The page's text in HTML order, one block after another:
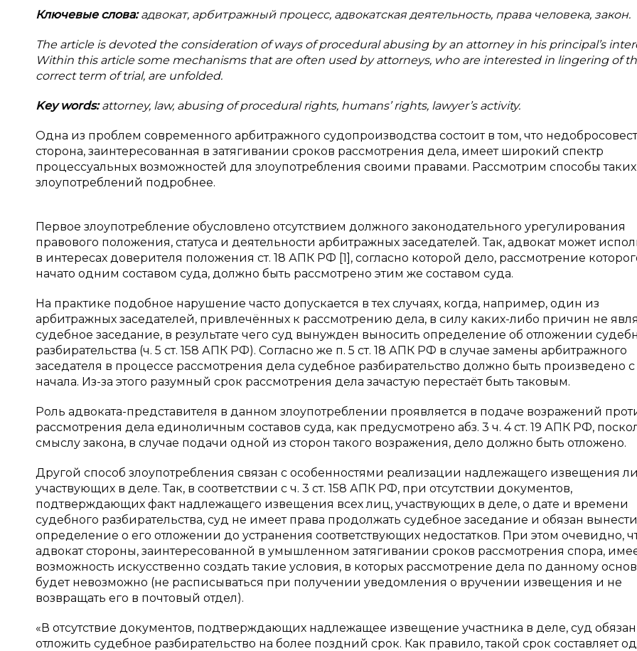
Ключевые слова:адвокат, арбитражный процесс, адвокатская деятельность, права человека, закон.
The article is devoted the consideration of ways of procedural abusing by an attorney in his principal’s
Within this article some mechanisms that are often used by attorneys, who are interested in lingering of
correct term of trial, are unfolded.
Key words:attorney, law, abusing of procedural rights, humans’ rights, lawyer’s activity.
Одна из проблем современного арбитражного судопроизводства состоит в том, что
сторона, заинтересованная в затягивании сроков рассмотрения дела, имеет широкий спектр
процессуальных возможностей для злоупотребления своими правами. Рассмотрим способы таких
злоупотреблений подробнее.
Первое злоупотребление обусловлено отсутствием должного законодательного урегулирования
правового положения, статуса и деятельности арбитражных заседателей. Так, адвокат может
в интересах доверителя положения ст. 18 АПК РФ [1], согласно которой дело, рассмотрение
начато одним составом суда, должно быть рассмотрено этим же составом суда.
На практике подобное нарушение часто допускается в тех случаях, когда, например, один из
арбитражных заседателей, привлечённых к рассмотрению дела, в силу каких-либо причин не
судебное заседание, в результате чего суд вынужден выносить определение об отложении
разбирательства (ч. 5 ст. 158 АПК РФ). Согласно же п. 5 ст. 18 АПК РФ в случае замены арбитражного
заседателя в процессе рассмотрения дела судебное разбирательство должно быть произведено с
начала. Из-за этого разумный срок рассмотрения дела зачастую перестаёт быть таковым.
Роль адвоката-представителя в данном злоупотреблении проявляется в подаче возражений
рассмотрения дела единоличным составов суда, как предусмотрено абз. 3 ч. 4 ст. 19 АПК РФ,
смыслу закона, в случае подачи одной из сторон такого возражения, дело должно быть отложено.
Другой способ злоупотребления связан с особенностями реализации надлежащего извещения
участвующих в деле. Так, в соответствии с ч. 3 ст. 158 АПК РФ, при отсутствии документов,
подтверждающих факт надлежащего извещения всех лиц, участвующих в деле, о дате и времени
судебного разбирательства, суд не имеет права продолжать судебное заседание и обязан вынести
определение о его отложении до устранения соответствующих недостатков. При этом очевидно,
адвокат стороны, заинтересованной в умышленном затягивании сроков рассмотрения спора,
возможность искусственно создать такие условия, в которых рассмотрение дела по данному
будет невозможно (не расписываться при получении уведомления о вручении извещения и не
возвращать его в почтовый отдел).
«В отсутствие документов, подтверждающих надлежащее извещение участника в деле, суд обязан
отложить судебное разбирательство на более поздний срок. Как правило, такой срок составляет